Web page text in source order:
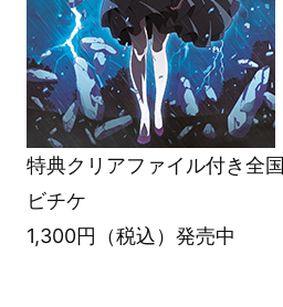
特典クリアファイル付き全
ビチケ
1,300円（税込）発売中